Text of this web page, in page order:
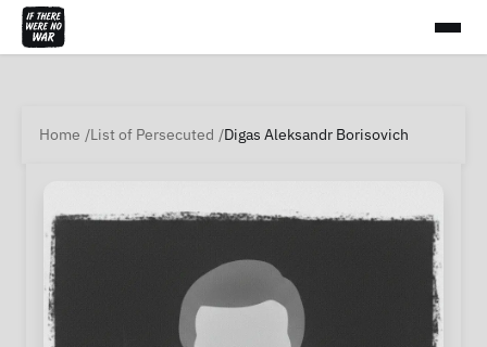
Home List of Persecuted Digas Aleksandr Borisovich